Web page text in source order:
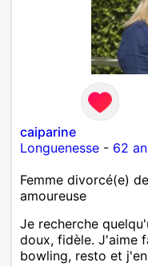
caiparine
Longuenesse - 62
Femme divorcé(e)
amoureuse
Je recherche
doux, fidèle. J'aime
bowling, resto et